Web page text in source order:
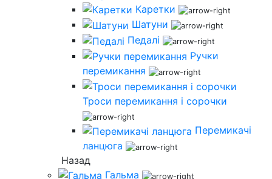
Каретки
Шатуни
Педалі
Ручки
перемикання
Троси перемикання і сорочки
Перемикачі
ланцюга
Назад
Гальма